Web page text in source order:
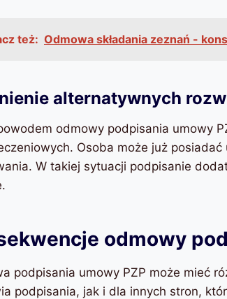
też: Odmowa składania zeznań -
alternatywnych
odmowy podpisania umowy
Osoba może już
W takiej sytuacji podpisanie
odmowy
podpisania umowy PZP może mieć
podpisania, jak i dla innych stron,